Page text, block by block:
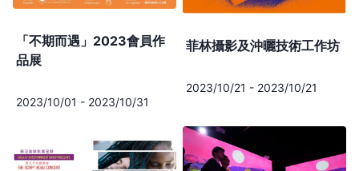
「不期而遇」2023會員作
品展
2023/10/01 - 2023/10/31
菲林攝影及沖曬技術工作坊
2023/10/21 - 2023/10/21